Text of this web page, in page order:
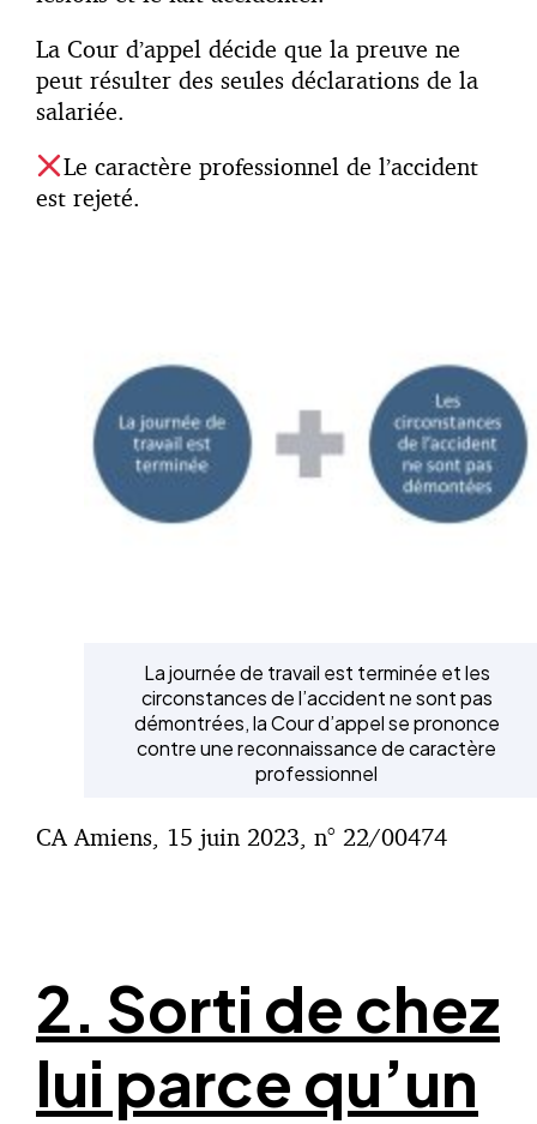
La Cour d’appel décide que la preuve ne
peut résulter des seules déclarations de la
salariée.
Le caractère professionnel de l’accident
est rejeté.
La journée de travail est terminée et les
circonstances de l’accident ne sont pas
démontrées, la Cour d’appel se prononce
contre une reconnaissance de caractère
professionnel
CA Amiens, 15 juin 2023, n° 22/00474
2. Sorti de chez
lui parce qu’un